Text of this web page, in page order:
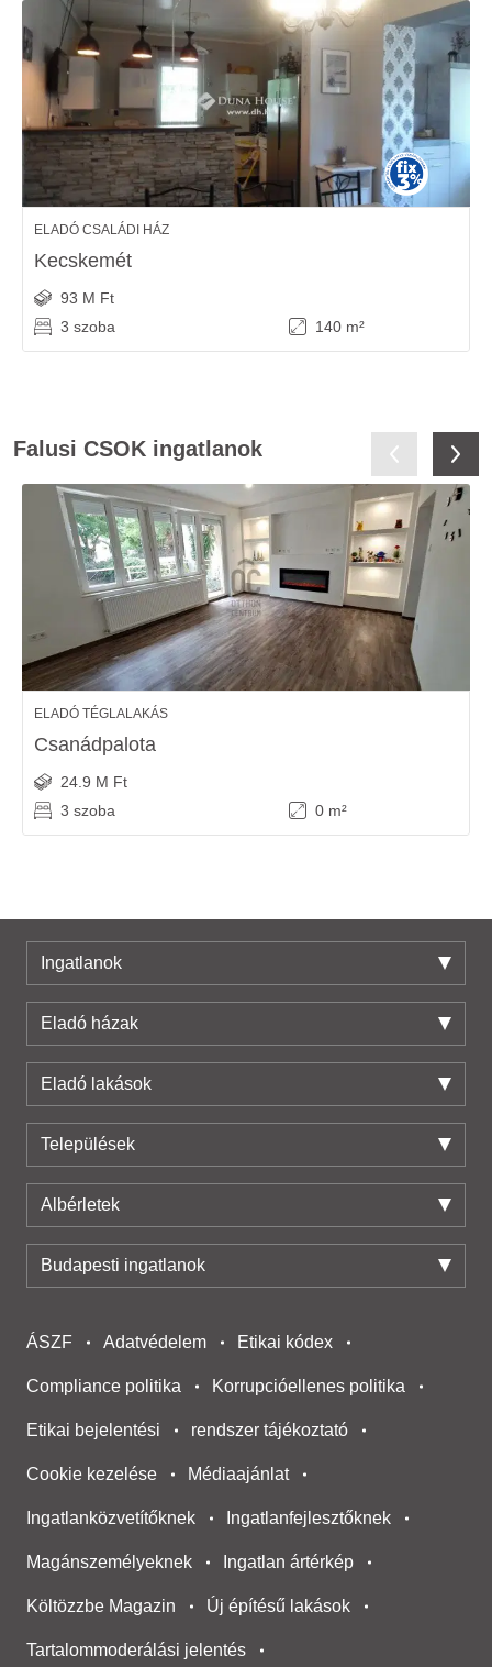
ELADÓ CSALÁDI HÁZ
Kecskemét
93 M Ft
3 szoba
140 m²
Falusi CSOK ingatlanok
ELADÓ TÉGLALAKÁS
Csanádpalota
24.9 M Ft
3 szoba
0 m²
Ingatlanok
Eladó házak
Eladó lakások
Települések
Albérletek
Budapesti ingatlanok
ÁSZF Adatvédelem Etikai kódex
Compliance politika Korrupcióellenes politika
Etikai bejelentési rendszer tájékoztató
Cookie kezelése Médiaajánlat
Ingatlanközvetítőknek Ingatlanfejlesztőknek
Magánszemélyeknek Ingatlan ártérkép
Költözzbe Magazin Új építésű lakások
Tartalommoderálási jelentés